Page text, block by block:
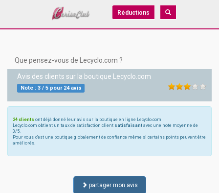
Réductions
Que pensez-vous de Lecyclo.com ?
Avis des clients sur la boutique Lecyclo.com
Note : 3/ 5pour 24avis
24 clients ont déjà donné leur avis sur la boutique en ligne Lecyclo.com
Lecyclo.com obtient un taux de satisfaction client satisfaisant avec une note moyenne de
3/5.
Pour vous, c'est une boutique globalement de confiance même si certains points peuvent être
améliorés.
partager mon avis